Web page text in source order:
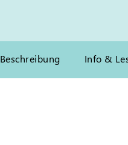
Beschreibung Info &